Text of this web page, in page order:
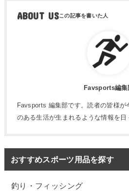
ABOUT US
Favsports編集
Favsports 編集部です。読者の皆様が
のある生活が生まれるような情報を日
おすすめスポーツ用品を探す
釣り・フィッシング